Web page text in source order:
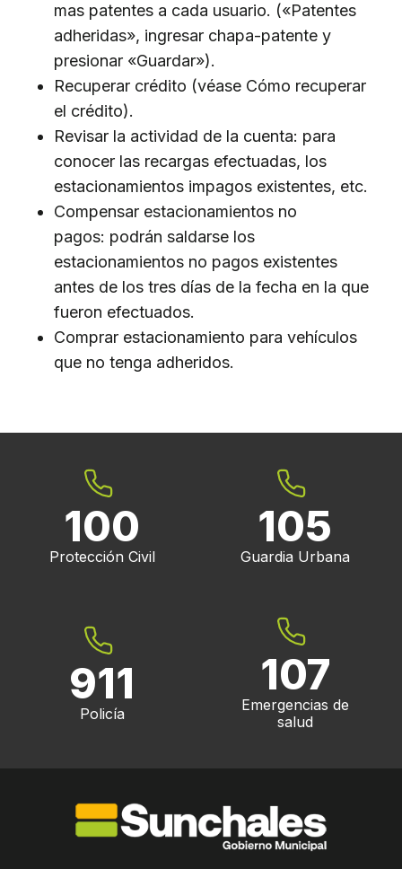
mas patentes a cada usuario. («Patentes
adheridas», ingresar chapa-patente y
presionar «Guardar»).
Recuperar crédito (véase Cómo recuperar
el crédito).
Revisar la actividad de la cuenta: para
conocer las recargas efectuadas, los
estacionamientos impagos existentes, etc.
Compensar estacionamientos no
pagos: podrán saldarse los
estacionamientos no pagos existentes
antes de los tres días de la fecha en la que
fueron efectuados.
Comprar estacionamiento para vehículos
que no tenga adheridos.
100
Protección Civil
105
Guardia Urbana
911
Policía
107
Emergencias de
salud